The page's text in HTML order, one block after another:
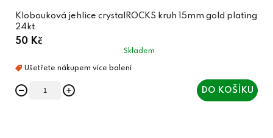
Klobouková jehlice crystalROCKS kruh 15mm gold plating
24kt
50 Kč
Skladem
DO KOŠÍKU